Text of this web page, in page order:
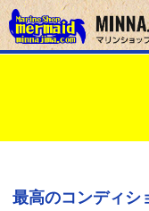
最高のコンディシ